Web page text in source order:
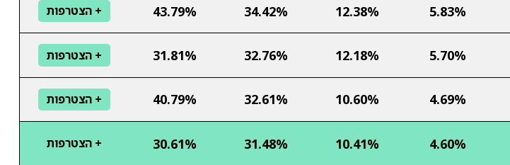
5.83%
12.38%
34.42%
43.79% + הצטרפות
5.70%
12.18%
32.76%
31.81% + הצטרפות
4.69%
10.60%
32.61%
40.79% + הצטרפות
4.60%
10.41%
31.48%
30.61% + הצטרפות